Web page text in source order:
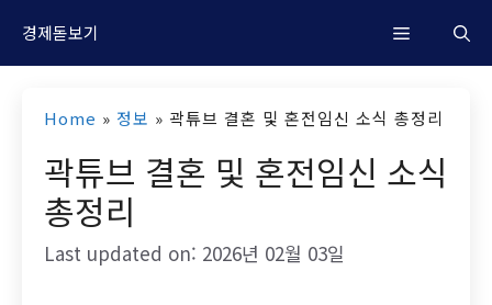
경제돋보기 M
Home » 정보 » 곽튜브 결혼 및 혼전임신 소식 총정리
곽튜브 결혼 및 혼전임신 소식
총정리
Last updated on: 2026년 02월 03일